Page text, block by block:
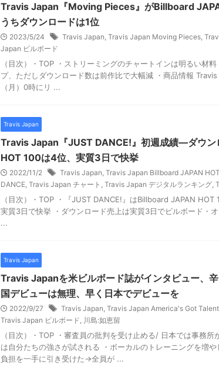
Travis Japan『Moving Pieces』がBillboard
うちダウンロードは1位
2023/5/24 Travis Japan, Travis Japan Moving Pieces,
Japan ビルボード
（目次）・TOP ・ストリーミングのチャートインは明るい材
プ、ただしダウンロード数は前作比で大幅減 ・商品情報
（月）0時にリ ...
Travis Japan
Travis Japan『JUST DANCE!』初週成績―ダウン
HOT 100は4位、実質3日で快挙
2022/11/2 Travis Japan, Travis Japan Billboard JAPAN
DANCE, Travis Japan チャート , Travis Japan デジタルランキング,
（目次）・TOP ・『JUST DANCE!』はBillboard JAPAN HOT
実質3日で快挙 ・ダウンロード売上は実質3日でビルボード・
...
Travis Japan
Travis Japanを米ビルボード誌がインタビュー、
国デビューは無理、早く日本でデビューを
2022/9/27 Travis Japan, Travis Japan America's Got Talent
Travis Japan ビルボード, 川島:如恵留
（目次）・TOP ・審査員の批判を受け止める/ 日本では事務
は自分たちの強さが試される ・ボーカルのトレーニングを増
負担を一手に引き受けた→全員が ...